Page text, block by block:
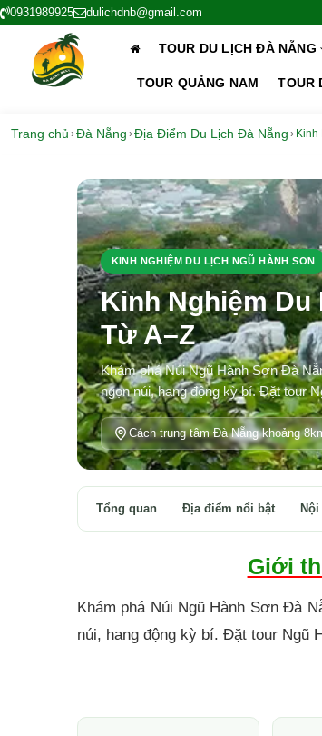
0931989925 dulichdnb@gmail.com
TOUR DU LỊCH ĐÀ NẴNG
TOUR QUẢNG NAM TOUR
Trang chủ ›Đà Nẵng ›Địa Điểm Du Lịch Đà Nẵng › Kinh
KINH NGHIỆM DU LỊCH NGŨ HÀNH SƠN
Kinh Nghiệm Du
Từ A–Z
Khám phá Núi Ngũ Hành Sơn Đà
ngọn núi, hang động kỳ bí. Đặt tour
Cách trung tâm Đà Nẵng khoảng
Tổng quan Địa điểm nổi bật
Giới
Khám phá Núi Ngũ Hành Sơn Đà
núi, hang động kỳ bí. Đặt tour Ngũ